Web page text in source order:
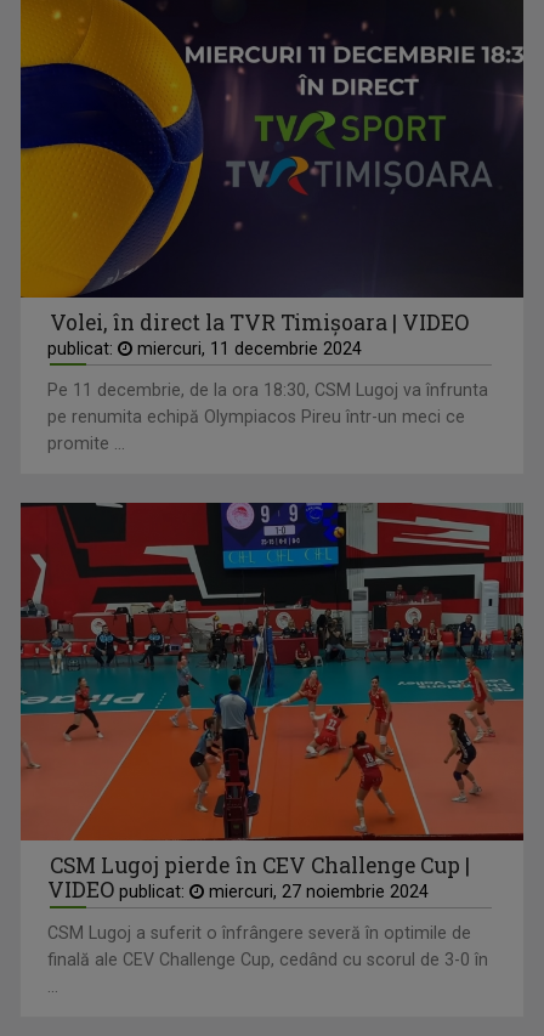
Volei, în direct la TVR Timișoara | VIDEO
publicat: miercuri, 11 decembrie 2024
Pe 11 decembrie, de la ora 18:30, CSM Lugoj va înfrunta
pe renumita echipă Olympiacos Pireu într-un meci ce
promite ...
CSM Lugoj pierde în CEV Challenge Cup |
VIDEO publicat: miercuri, 27 noiembrie 2024
CSM Lugoj a suferit o înfrângere severă în optimile de
finală ale CEV Challenge Cup, cedând cu scorul de 3-0 în